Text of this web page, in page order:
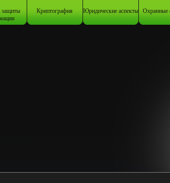
защиты Криптография Юридические аспекты Охранные